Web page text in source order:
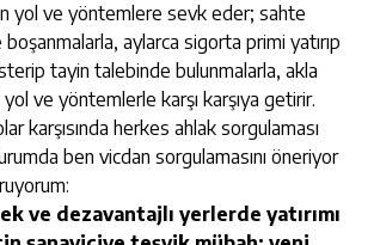
yol ve yöntemlere sevk eder; sahte
aylarca sigorta primi yatırıp
tayin talebinde bulunmalarla, akla
ve yöntemlerle karşı karşıya getirir.
karşısında herkes ahlak sorgulaması
ben vicdan sorgulamasını öneriyor
ve dezavantajlı yerlerde yatırımı